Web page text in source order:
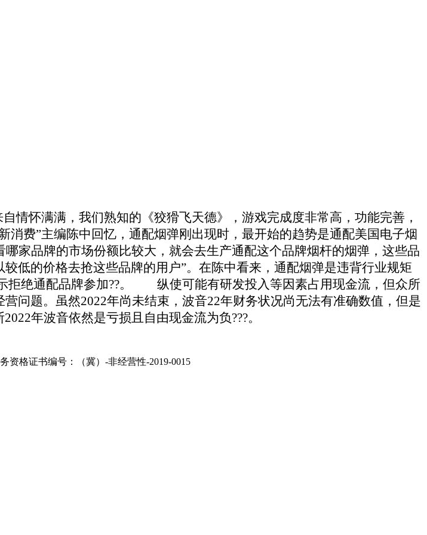
情怀满满，我们熟知的《狡猾飞天德》，游戏完成度非常高，功能完善，
”主编陈中回忆，通配烟弹刚出现时，最开始的趋势是通配美国电子烟
家品牌的市场份额比较大，就会去生产通配这个品牌烟杆的烟弹，这些品
低的价格去抢这些品牌的用户”。在陈中看来，通配烟弹是违背行业规矩
绝通配品牌参加??。
纵使可能有研发投入等因素占用现金流，但众所
问题。虽然2022年尚未结束，波音22年财务状况尚无法有准确数值，但是
年波音依然是亏损且自由现金流为负???。
资格证书编号：（冀）-非经营性-2019-0015